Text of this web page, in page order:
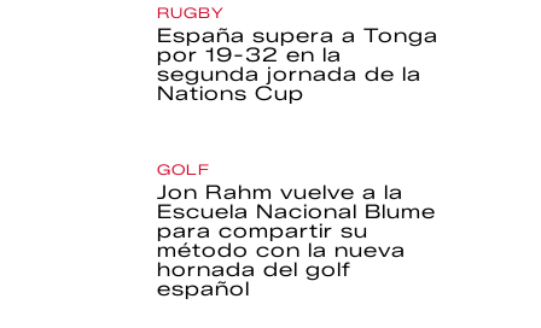
RUGBY
España supera a Tonga
por 19-32 en la
segunda jornada de la
Nations Cup
GOLF
Jon Rahm vuelve a la
Escuela Nacional Blume
para compartir su
método con la nueva
hornada del golf
español